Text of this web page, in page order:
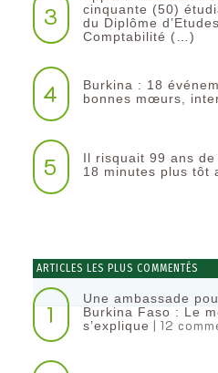
3
cinquante (50)
du Diplôme
Comptabilité (…)
4
Burkina : 18
bonnes mœurs,
5
Il risquait 99 ans
18 minutes plus tôt
ARTICLES LES PLUS COMMENTÉS
1
Une ambassade
Burkina Faso : Le
s’explique | 12